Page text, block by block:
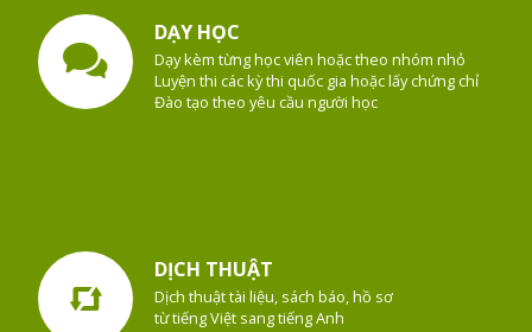
DẠY HỌC
Dạy kèm từng học viên hoặc theo nhóm nhỏ
Luyện thi các kỳ thi quốc gia hoặc lấy chứng chỉ
Đào tạo theo yêu cầu người học
DỊCH THUẬT
Dịch thuật tài liệu, sách báo, hồ sơ
từ tiếng Việt sang tiếng Anh